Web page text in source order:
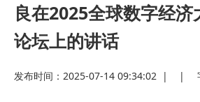
良在2025全球数字经
论坛上的讲话
发布时间：2025-07-14 09:34:02 | |